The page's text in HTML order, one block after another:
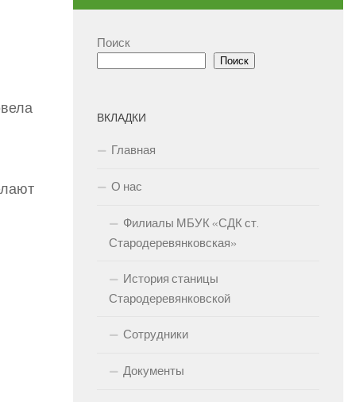
Поиск
Поиск
ВКЛАДКИ
Главная
О нас
Филиалы МБУК «СДК ст.
Стародеревянковская»
История станицы
Стародеревянковской
Сотрудники
Документы